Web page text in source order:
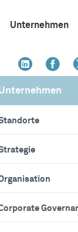
Unternehmen